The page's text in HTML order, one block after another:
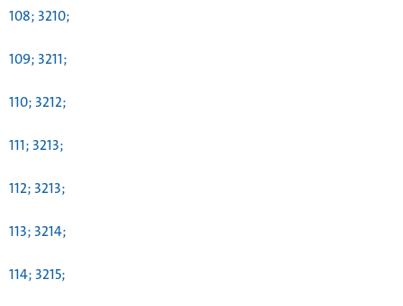
108; 3210;
109; 3211;
110; 3212;
111; 3213;
112; 3213;
113; 3214;
114; 3215;